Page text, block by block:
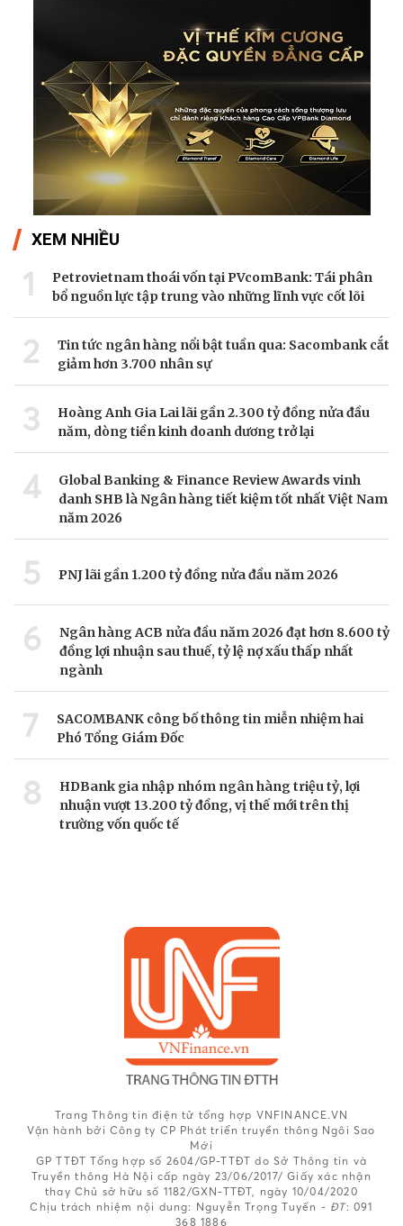
XEM NHIỀU
1
Petrovietnam thoái vốn tại PVcomBank: Tái phân
bổ nguồn lực tập trung vào những lĩnh vực cốt lõi
2
Tin tức ngân hàng nổi bật tuần qua: Sacombank cắt
giảm hơn 3.700 nhân sự
3
Hoàng Anh Gia Lai lãi gần 2.300 tỷ đồng nửa đầu
năm, dòng tiền kinh doanh dương trở lại
4
Global Banking & Finance Review Awards vinh
danh SHB là Ngân hàng tiết kiệm tốt nhất Việt Nam
năm 2026
5 PNJ lãi gần 1.200 tỷ đồng nửa đầu năm 2026
6
Ngân hàng ACB nửa đầu năm 2026 đạt hơn 8.600 tỷ
đồng lợi nhuận sau thuế, tỷ lệ nợ xấu thấp nhất
ngành
7
SACOMBANK công bố thông tin miễn nhiệm hai
Phó Tổng Giám Đốc
8
HDBank gia nhập nhóm ngân hàng triệu tỷ, lợi
nhuận vượt 13.200 tỷ đồng, vị thế mới trên thị
trường vốn quốc tế
Trang Thông tin điện tử tổng hợp VNFINANCE.VN
Vận hành bởi Công ty CP Phát triển truyền thông Ngôi Sao
Mới
GP TTĐT Tổng hợp số 2604/GP-TTĐT do Sở Thông tin và
Truyền thông Hà Nội cấp ngày 23/06/2017/ Giấy xác nhận
thay Chủ sở hữu số 1182/GXN-TTĐT, ngày 10/04/2020
Chịu trách nhiệm nội dung: Nguyễn Trọng Tuyến - ĐT: 091
368 1886